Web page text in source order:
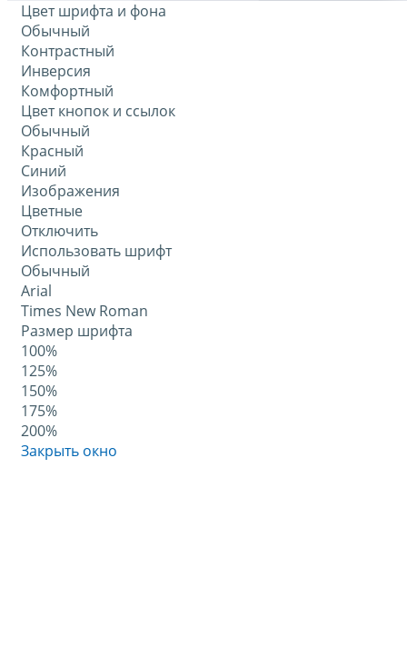
Цвет шрифта и фона
Обычный
Контрастный
Инверсия
Комфортный
Цвет кнопок и ссылок
Обычный
Красный
Синий
Изображения
Цветные
Отключить
Использовать шрифт
Обычный
Arial
Times New Roman
Размер шрифта
100%
125%
150%
175%
200%
Закрыть окно